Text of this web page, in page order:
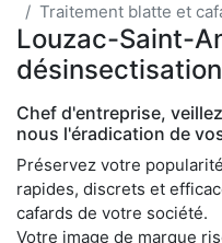
Traitement blatte et
Louzac-Saint-
Chef d'entreprise,
nous l'éradication de
Préservez votre
rapides, discrets et
cafards de votre société.
Votre image de marque